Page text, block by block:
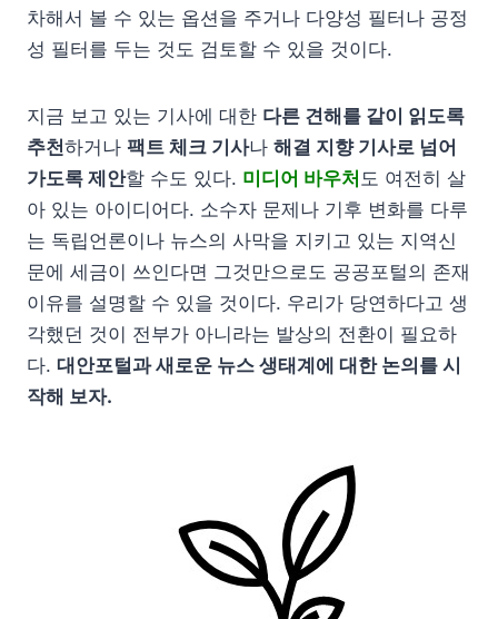
차해서 볼 수 있는 옵션을 주거나 다양성 필터나 공정
성 필터를 두는 것도 검토할 수 있을 것이다.
지금 보고 있는 기사에 대한 다른 견해를 같이 읽도록
추천하거나 팩트 체크 기사나 해결 지향 기사로 넘어
가도록 제안할 수도 있다. 미디어 바우처 도 여전히 살
아 있는 아이디어다. 소수자 문제나 기후 변화를 다루
는 독립언론이나 뉴스의 사막을 지키고 있는 지역신
문에 세금이 쓰인다면 그것만으로도 공공포털의 존재
이유를 설명할 수 있을 것이다. 우리가 당연하다고 생
각했던 것이 전부가 아니라는 발상의 전환이 필요하
다. 대안포털과 새로운 뉴스 생태계에 대한 논의를 시
작해 보자.